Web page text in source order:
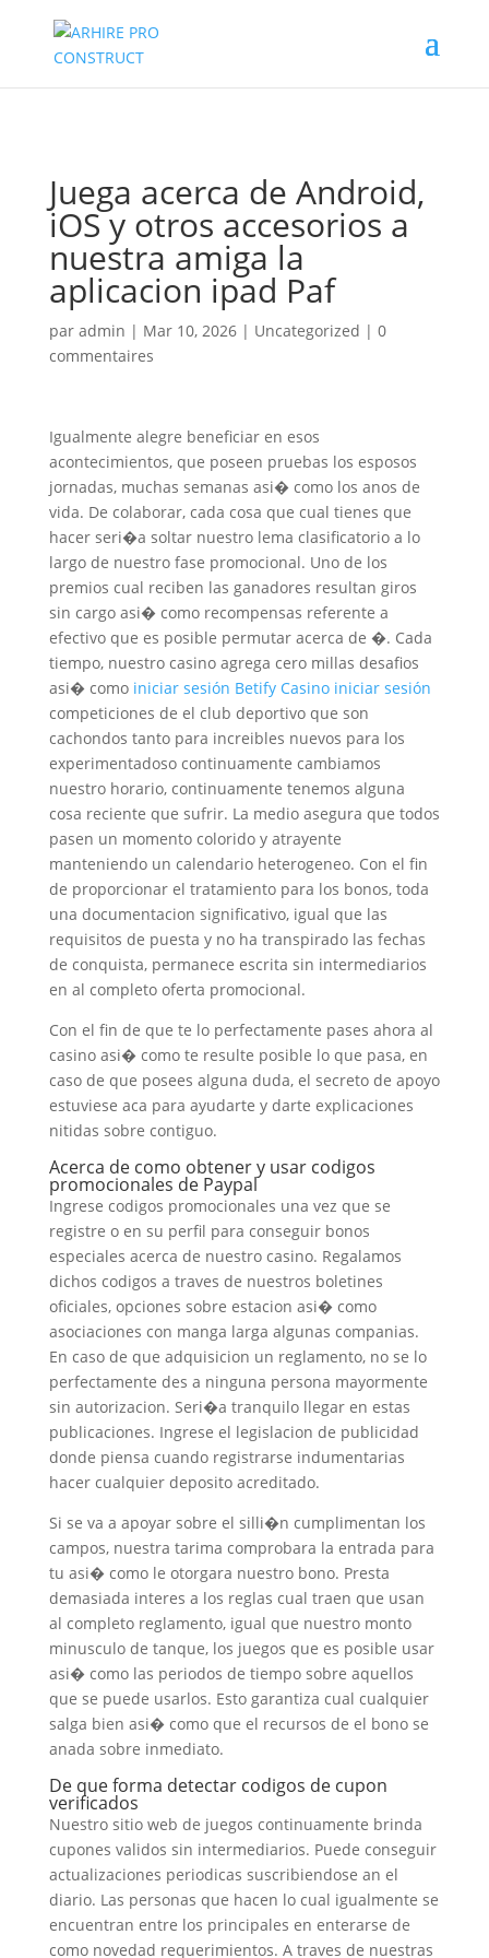
Juega acerca de Android,
iOS y otros accesorios a
nuestra amiga la
aplicacion ipad Paf
par admin | Mar 10, 2026| Uncategorized | 0
commentaires
Igualmente alegre beneficiar en esos
acontecimientos, que poseen pruebas los esposos
jornadas, muchas semanas asi� como los anos de
vida. De colaborar, cada cosa que cual tienes que
hacer seri�a soltar nuestro lema clasificatorio a lo
largo de nuestro fase promocional. Uno de los
premios cual reciben las ganadores resultan giros
sin cargo asi� como recompensas referente a
efectivo que es posible permutar acerca de �. Cada
tiempo, nuestro casino agrega cero millas desafios
asi� como iniciar sesión Betify Casino iniciar sesión
competiciones de el club deportivo que son
cachondos tanto para increibles nuevos para los
experimentadoso continuamente cambiamos
nuestro horario, continuamente tenemos alguna
cosa reciente que sufrir. La medio asegura que todos
pasen un momento colorido y atrayente
manteniendo un calendario heterogeneo. Con el fin
de proporcionar el tratamiento para los bonos, toda
una documentacion significativo, igual que las
requisitos de puesta y no ha transpirado las fechas
de conquista, permanece escrita sin intermediarios
en al completo oferta promocional.
Con el fin de que te lo perfectamente pases ahora al
casino asi� como te resulte posible lo que pasa, en
caso de que posees alguna duda, el secreto de apoyo
estuviese aca para ayudarte y darte explicaciones
nitidas sobre contiguo.
Acerca de como obtener y usar codigos
promocionales de Paypal
Ingrese codigos promocionales una vez que se
registre o en su perfil para conseguir bonos
especiales acerca de nuestro casino. Regalamos
dichos codigos a traves de nuestros boletines
oficiales, opciones sobre estacion asi� como
asociaciones con manga larga algunas companias.
En caso de que adquisicion un reglamento, no se lo
perfectamente des a ninguna persona mayormente
sin autorizacion. Seri�a tranquilo llegar en estas
publicaciones. Ingrese el legislacion de publicidad
donde piensa cuando registrarse indumentarias
hacer cualquier deposito acreditado.
Si se va a apoyar sobre el silli�n cumplimentan los
campos, nuestra tarima comprobara la entrada para
tu asi� como le otorgara nuestro bono. Presta
demasiada interes a los reglas cual traen que usan
al completo reglamento, igual que nuestro monto
minusculo de tanque, los juegos que es posible usar
asi� como las periodos de tiempo sobre aquellos
que se puede usarlos. Esto garantiza cual cualquier
salga bien asi� como que el recursos de el bono se
anada sobre inmediato.
De que forma detectar codigos de cupon
verificados
Nuestro sitio web de juegos continuamente brinda
cupones validos sin intermediarios. Puede conseguir
actualizaciones periodicas suscribiendose an el
diario. Las personas que hacen lo cual igualmente se
encuentran entre los principales en enterarse de
como novedad requerimientos. A traves de nuestras